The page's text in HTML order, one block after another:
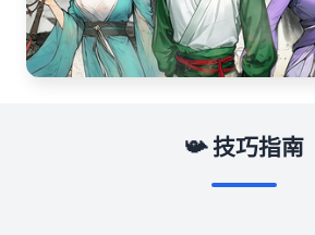
📯 技巧指南